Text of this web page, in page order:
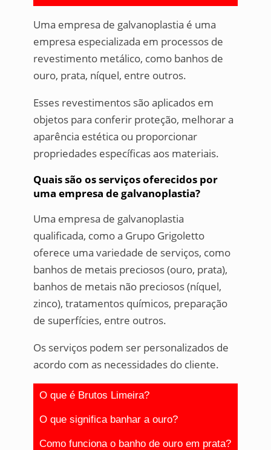
Uma empresa de galvanoplastia é uma
empresa especializada em processos de
revestimento metálico, como banhos de
ouro, prata, níquel, entre outros.
Esses revestimentos são aplicados em
objetos para conferir proteção, melhorar a
aparência estética ou proporcionar
propriedades específicas aos materiais.
Quais são os serviços oferecidos por
uma empresa de galvanoplastia?
Uma empresa de galvanoplastia
qualificada, como a Grupo Grigoletto
oferece uma variedade de serviços, como
banhos de metais preciosos (ouro, prata),
banhos de metais não preciosos (níquel,
zinco), tratamentos químicos, preparação
de superfícies, entre outros.
Os serviços podem ser personalizados de
acordo com as necessidades do cliente.
O que é Brutos Limeira?
O que significa banhar a ouro?
Como funciona o banho de ouro em prata?